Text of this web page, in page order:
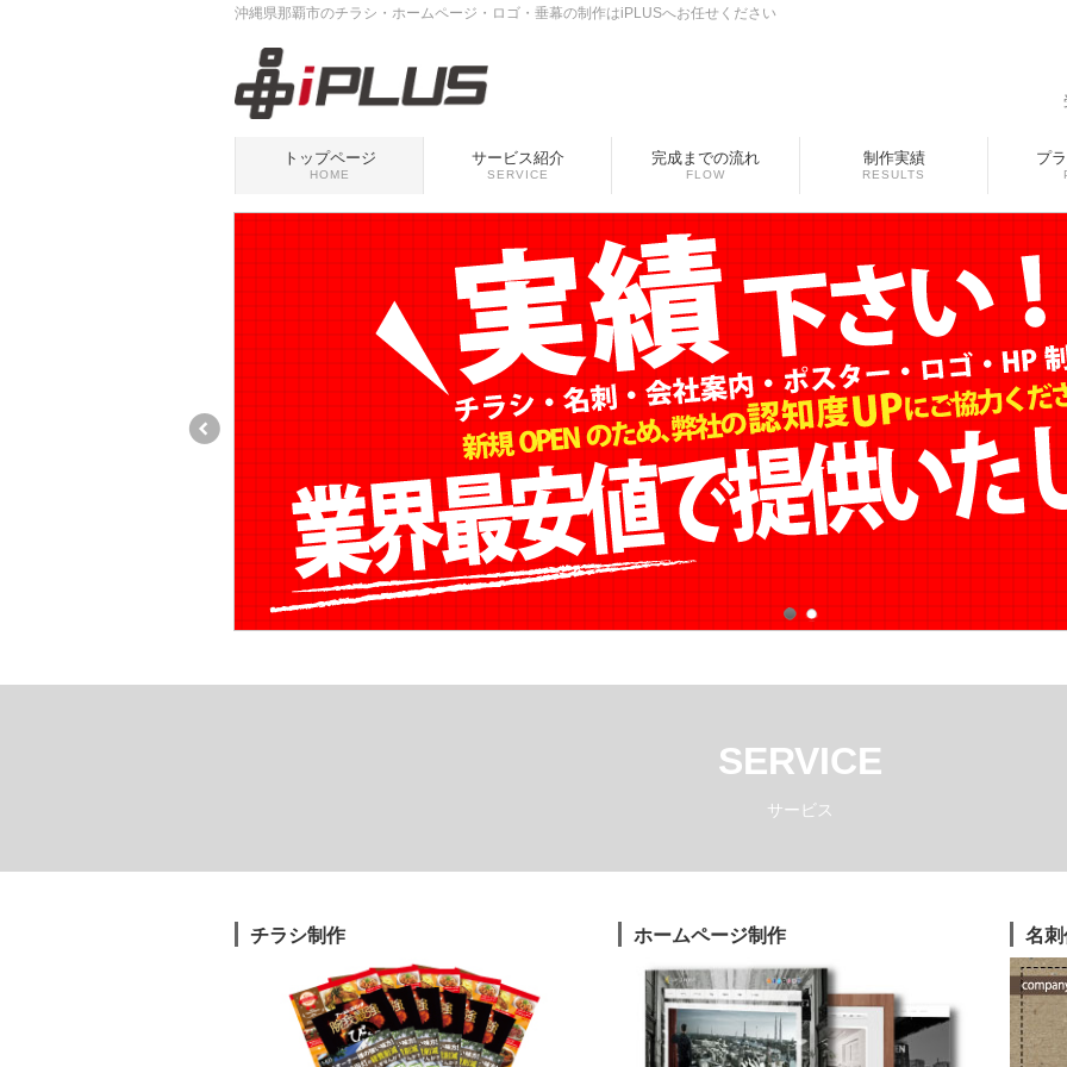
沖縄県那覇市のチラシ・ホームページ・ロゴ・垂幕の制作はiPLUSへお任せください
トップページ
HOME
サービス紹介
SERVICE
完成までの流れ
FLOW
制作実績
RESULTS
プ
SERVICE
サービス
チラシ制作 ホームページ制作 名